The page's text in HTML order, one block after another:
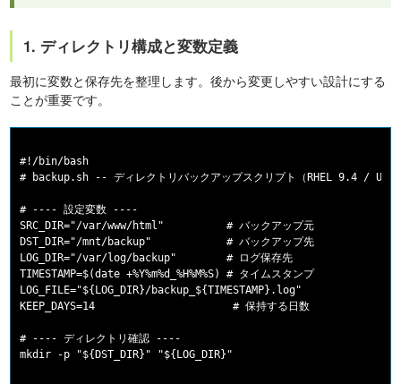
1. ディレクトリ構成と変数定義
最初に変数と保存先を整理します。後から変更しやすい設計にする
ことが重要です。
#!/bin/bash
# backup.sh -- ディレクトリバックアップスクリプト（RHEL 9.4 /
# ---- 設定変数 ----
SRC_DIR="/var/www/html"          # バックアップ元
DST_DIR="/mnt/backup"            # バックアップ先
LOG_DIR="/var/log/backup"        # ログ保存先
TIMESTAMP=$(date +%Y%m%d_%H%M%S) # タイムスタンプ
LOG_FILE="${LOG_DIR}/backup_${TIMESTAMP}.log"
KEEP_DAYS=14                      # 保持する日数
# ---- ディレクトリ確認 ----